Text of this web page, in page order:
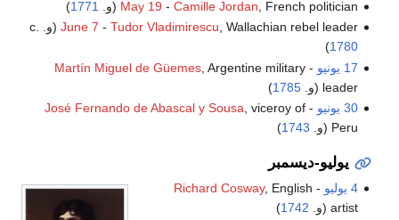
May 19 - Camille Jordan , French politician (و. 1771
)
June 7 - Tudor Vladimirescu, Wallachian rebel leader (و. c.
1780
)
17 يونيو
-
Martín Miguel de Güemes, Argentine military
leader (و.
1785
)
30 يونيو
-
José Fernando de Abascal y Sousa , viceroy of
Peru (و.
1743
)
يوليو-ديسمبر
4 يوليو -
Richard Cosway, English
artist (و.
1742
)